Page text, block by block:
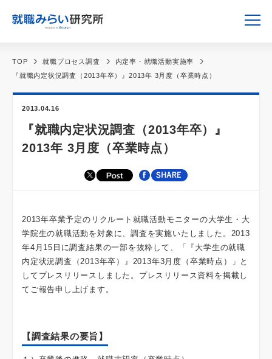
TOP 就職プロセス調査
内定率・就職活動実施率
『就職内定状況調査（2013年卒）』2013年 3月度（卒業時点）
2013.04.16
『就職内定状況調査（2013年卒）』
2013年 3月度（卒業時点）
2013年卒業予定のリクルート就職活動モニターの大学生・大
学院生の就職活動を対象に、調査を実施いたしました。2013
年4月15日に調査結果の一部を抜粋して、「『大学生の就職
内定状況調査（2013年卒）』2013年3月度（卒業時点）」と
してプレスリリースしました。プレスリリース資料を掲載し
てご報告申し上げます。
【調査結果の要旨】